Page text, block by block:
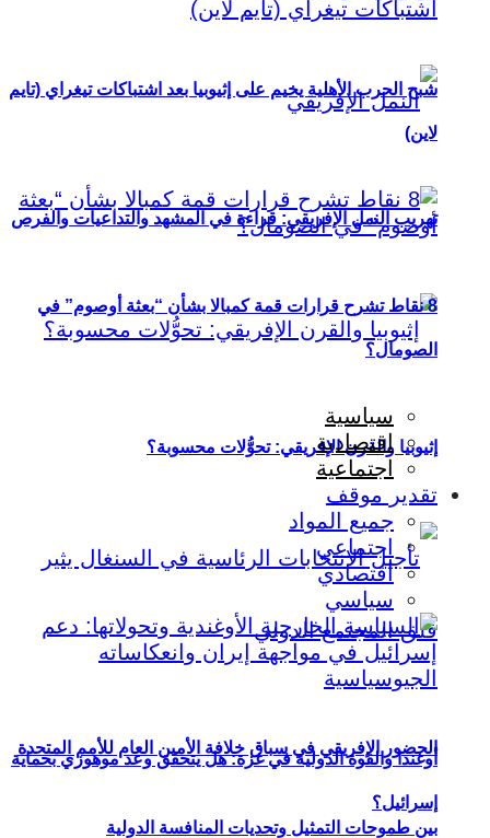
تهريب النمل الإفريقي: قراءة في المشهد والتداعيات والفرص
إثيوبيا والقرن الإفريقي: تحوُّلات محسوبة؟
الحضور الإفريقي في سباق خلافة الأمين العام للأمم المتحدة
بين طموحات التمثيل وتحديات المنافسة الدولية
شبح الحرب الأهلية يخيم على إثيوبيا بعد اشتباكات تيغراي (تايم
لاين)
8 نقاط تشرح قرارات قمة كمبالا بشأن “بعثة أوصوم” في
الصومال؟
سياسية
اقتصادية
اجتماعية
تقدير موقف
جميع المواد
اجتماعي
اقتصادي
سياسي
أوغندا والقوة الدولية في غزة: هل يتحقق وعد موهوزي بحماية
إسرائيل؟